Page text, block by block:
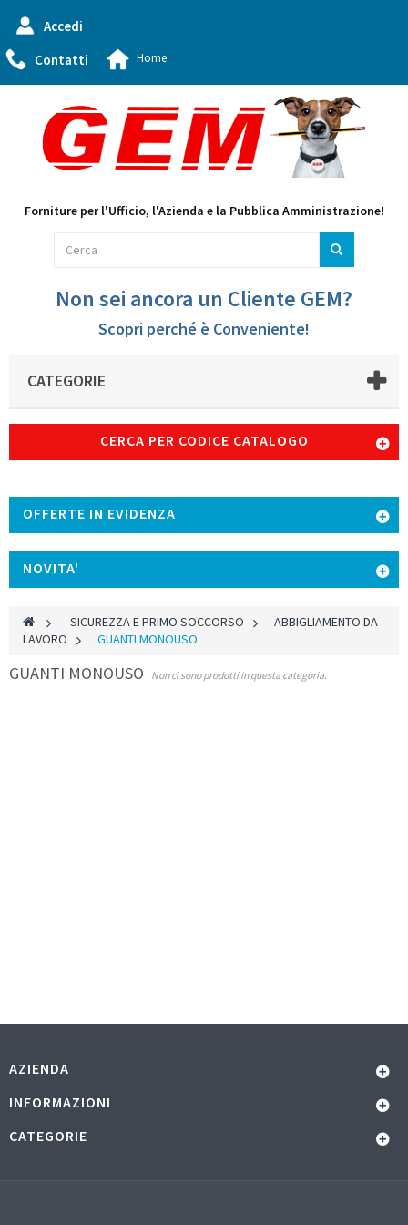
Accedi
Contatti
Home
Forniture per l'Ufficio, l'Azienda e la Pubblica Amministrazione!
Non sei ancora un Cliente GEM?
Scopri perché è Conveniente!
CATEGORIE
CERCA PER CODICE CATALOGO
OFFERTE IN EVIDENZA
NOVITA'
> SICUREZZA E PRIMO SOCCORSO >
ABBIGLIAMENTO DA
LAVORO
> GUANTI MONOUSO
GUANTI MONOUSO Non ci sono prodotti in questa categoria.
AZIENDA
INFORMAZIONI
CATEGORIE